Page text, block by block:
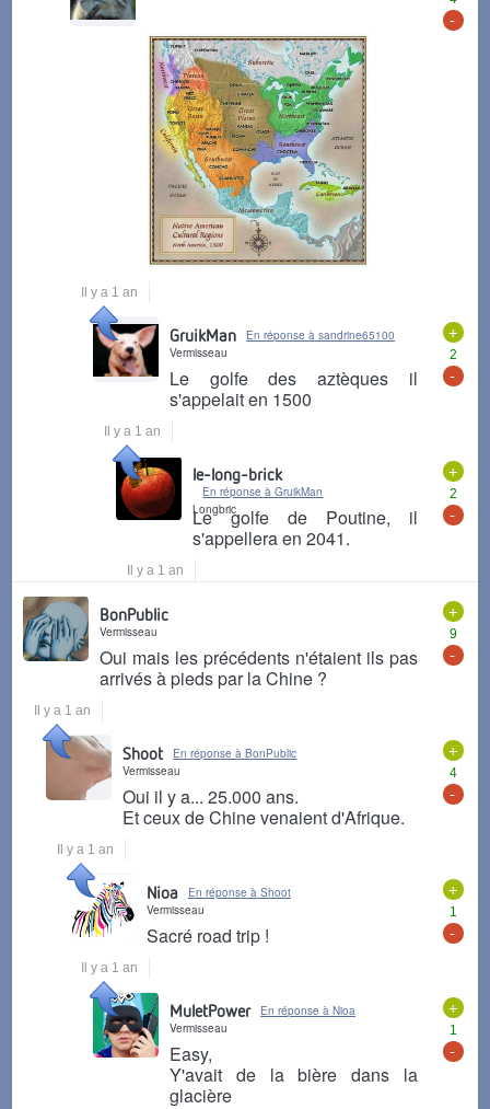
-
Il y a 1 an
+
2
-
GruikMan
En réponse à sandrine65100
Vermisseau
Le golfe des aztèques il
s'appelait en 1500
Il y a 1 an
+
2
-
le-long-brick
En réponse à GruikMan
Longbric
Le golfe de Poutine, il
s'appellera en 2041.
Il y a 1 an
+
9
-
BonPublic
Vermisseau
Oui mais les précédents n'étaient ils pas
arrivés à pieds par la Chine ?
Il y a 1 an
+
4
-
Shoot
En réponse à BonPublic
Vermisseau
Oui il y a... 25.000 ans.
Et ceux de Chine venaient d'Afrique.
Il y a 1 an
+
1
-
Nioa
En réponse à Shoot
Vermisseau
Sacré road trip !
Il y a 1 an
+
1
-
MuletPower
En réponse à Nioa
Vermisseau
Easy,
Y'avait de la bière dans la
glacière